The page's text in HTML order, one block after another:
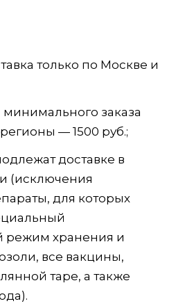
только по Москве и
заказа
— 1500 руб.;
доставке в
(исключения
для которых
режим хранения и
все вакцины,
таре, а также